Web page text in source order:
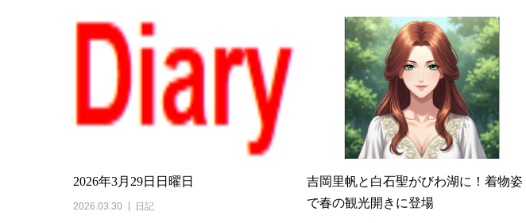
2026年3月29日日曜日
2026.03.30 日記
吉岡里帆と白石聖がびわ湖に！着物姿
で春の観光開きに登場